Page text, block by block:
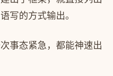
写的方式输出。
事态紧急，都能神速出